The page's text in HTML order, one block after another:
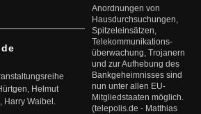
Helmut
Harry Waibel.
Anordnungen von
Hausdurchsuchungen,
Spitzeleinsätzen,
Telekommunikations-
überwachung, Trojanern
und zur Aufhebung des
Bankgeheimnisses sind
nun unter allen EU-
Mitgliedstaaten möglich.
(telepolis.de - Matthias